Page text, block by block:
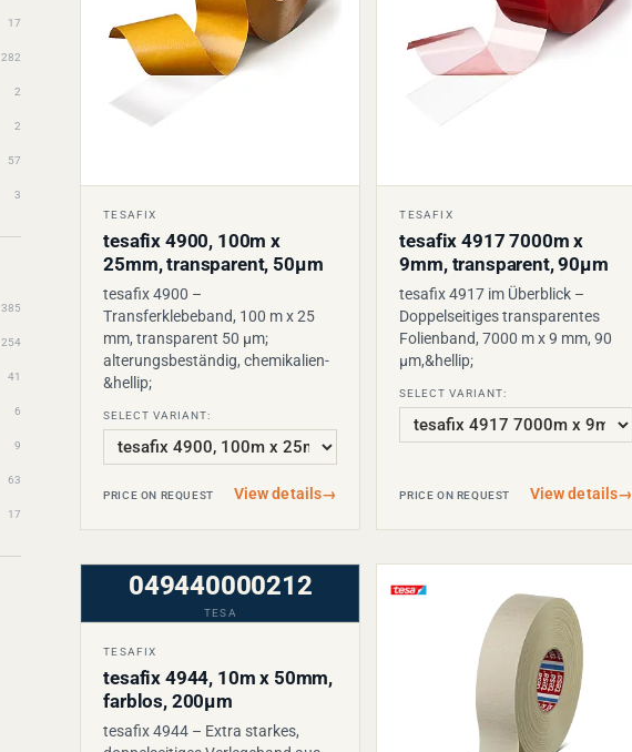
17
282
2
2
57
3
385
254
41
6
9
63
17
TESAFIX
tesafix 4900, 100m x
25mm, transparent, 50µm
tesafix 4900 –
Transferklebeband, 100 m x 25
mm, transparent 50 µm;
alterungsbeständig, chemikalien-
&hellip;
SELECT VARIANT:
PRICE ON REQUEST View details→
TESAFIX
tesafix 4917 7000m x
9mm, transparent, 90µm
tesafix 4917 im Überblick –
Doppelseitiges transparentes
Folienband, 7000 m x 9 mm, 90
µm,&hellip;
SELECT VARIANT:
PRICE ON REQUEST View details→
049440000212
TESA
TESAFIX
tesafix 4944, 10m x 50mm,
farblos, 200µm
tesafix 4944 – Extra starkes,